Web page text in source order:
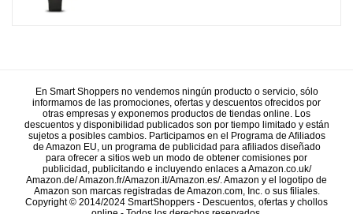
En Smart Shoppers no vendemos ningún producto o servicio, sólo
informamos de las promociones, ofertas y descuentos ofrecidos por
otras empresas y exponemos productos de tiendas online. Los
descuentos y disponibilidad publicados son por tiempo limitado y están
sujetos a posibles cambios. Participamos en el Programa de Afiliados
de Amazon EU, un programa de publicidad para afiliados diseñado
para ofrecer a sitios web un modo de obtener comisiones por
publicidad, publicitando e incluyendo enlaces a Amazon.co.uk/
Amazon.de/ Amazon.fr/Amazon.it/Amazon.es/. Amazon y el logotipo de
Amazon son marcas registradas de Amazon.com, Inc. o sus filiales.
Copyright © 2014/2024 SmartShoppers - Descuentos, ofertas y chollos